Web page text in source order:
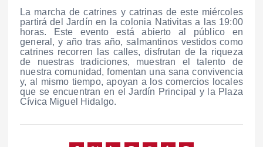
La marcha de catrines y catrinas de este miércoles
partirá del Jardín en la colonia Nativitas a las 19:00
horas. Este evento está abierto al público en
general, y año tras año, salmantinos vestidos como
catrines recorren las calles, disfrutan de la riqueza
de nuestras tradiciones, muestran el talento de
nuestra comunidad, fomentan una sana convivencia
y, al mismo tiempo, apoyan a los comercios locales
que se encuentran en el Jardín Principal y la Plaza
Cívica Miguel Hidalgo.